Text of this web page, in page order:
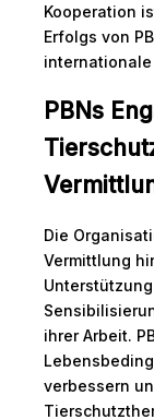
Kooperation
Erfolgs von
PBNs
Die
Vermittlung
ihrer Arbeit.
verbessern